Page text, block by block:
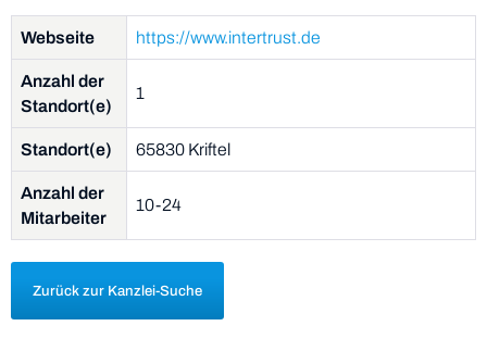
Webseite https://www.intertrust.de
Anzahl der
Standort(e)
1
Standort(e) 65830 Kriftel
Anzahl der
Mitarbeiter
10-24
Zurück zur Kanzlei-Suche